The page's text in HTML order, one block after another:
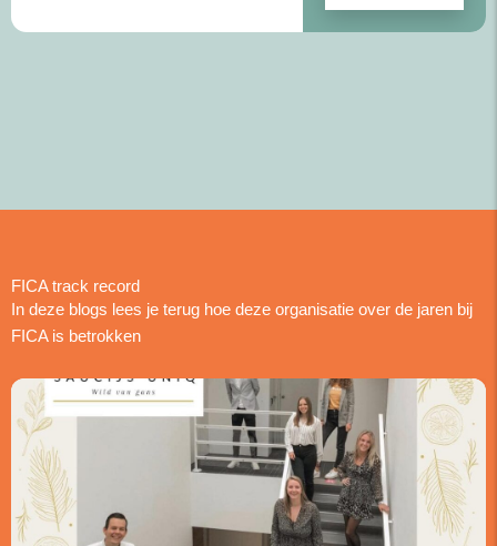
FICA track record
In deze blogs lees je terug hoe deze organisatie over de jaren bij
FICA is betrokken